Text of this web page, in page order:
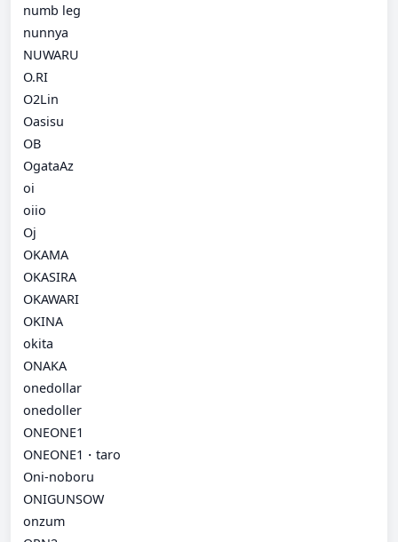
numb leg
nunnya
NUWARU
O.RI
O2Lin
Oasisu
OB
OgataAz
oi
oiio
Oj
OKAMA
OKASIRA
OKAWARI
OKINA
okita
ONAKA
onedollar
onedoller
ONEONE1
ONEONE1・taro
Oni-noboru
ONIGUNSOW
onzum